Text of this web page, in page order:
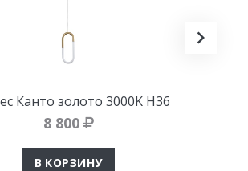
Канто золото 3000K H36
8 800
В КОРЗИНУ